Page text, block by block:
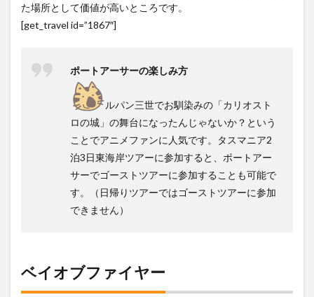
た場所として価値が高いところです。
[get_travel id=”1867″]
ポートアーサーの楽しみ方
ルパン三世でお馴染みの「カリオスト
ロの城」の舞台になったんじゃないか？という
ことでアニメファンに人気です。タスマニア2
泊3日東海岸ツアーに参加すると、ポートアー
サーでゴーストツアーに参加することも可能で
す。（日帰りツアーではゴーストツアーに参加
できません）
ベイオブファイヤー